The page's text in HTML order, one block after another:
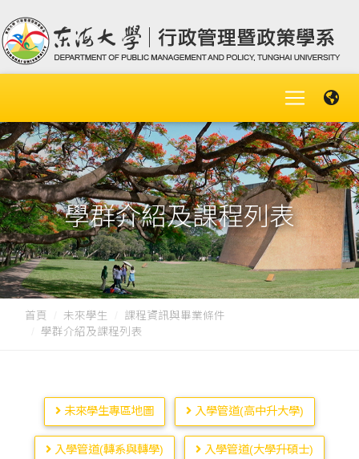
學群介紹及課程列表
首頁 未來學生
課程資訊與畢業條件
學群介紹及課程列表
未來學生專區地圖 入學管道(高中升大學)
入學管道(轉系與轉學) 入學管道(大學升碩士)